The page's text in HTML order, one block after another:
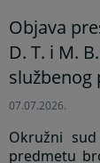
Objava
D. T. i M.
službenog
07.07.2026.
Okružni
predmetu